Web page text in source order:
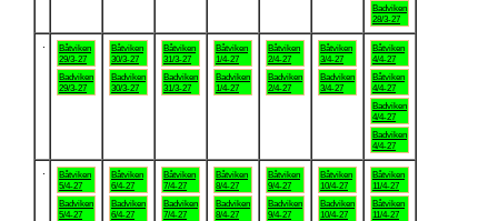
Badviken
28/3-27
Båtviken
29/3-27
Badviken
29/3-27
Båtviken
30/3-27
Badviken
30/3-27
Båtviken
31/3-27
Badviken
31/3-27
Båtviken
1/4-27
Badviken
1/4-27
Båtviken
2/4-27
Badviken
2/4-27
Båtviken
3/4-27
Badviken
3/4-27
Båtviken
4/4-27
Båtviken
4/4-27
Badviken
4/4-27
Badviken
4/4-27
Båtviken
5/4-27
Badviken
5/4-27
Båtviken
6/4-27
Badviken
6/4-27
Båtviken
7/4-27
Badviken
7/4-27
Båtviken
8/4-27
Badviken
8/4-27
Båtviken
9/4-27
Badviken
9/4-27
Båtviken
10/4-27
Badviken
10/4-27
Båtviken
11/4-27
Båtviken
11/4-27